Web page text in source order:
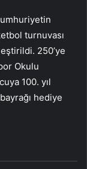
turnuvası
250’ye
Okulu
100. yıl
hediye